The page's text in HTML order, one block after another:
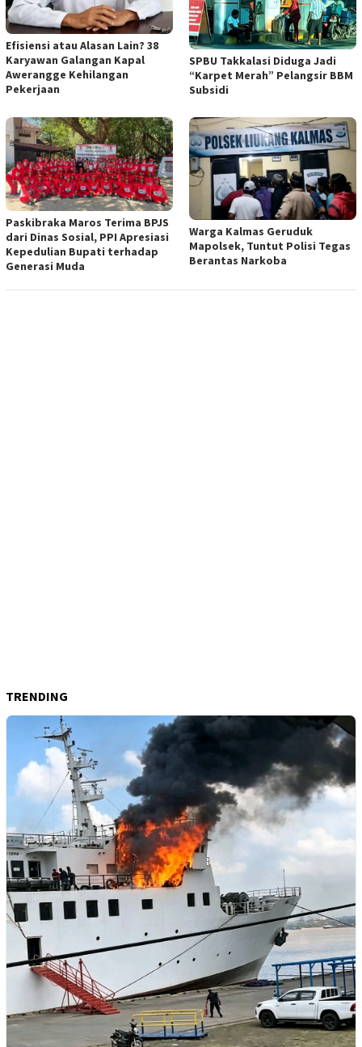
Efisiensi atau Alasan Lain? 38
Karyawan Galangan Kapal
Awerangge Kehilangan
Pekerjaan
SPBU Takkalasi Diduga Jadi
“Karpet Merah” Pelangsir BBM
Subsidi
Paskibraka Maros Terima BPJS
dari Dinas Sosial, PPI Apresiasi
Kepedulian Bupati terhadap
Generasi Muda
Warga Kalmas Geruduk
Mapolsek, Tuntut Polisi Tegas
Berantas Narkoba
TRENDING